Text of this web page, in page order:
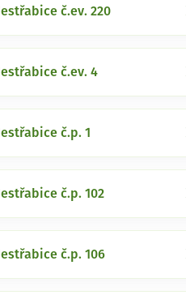
Jestřabice č.ev. 220
Jestřabice č.ev. 4
Jestřabice č.p. 1
Jestřabice č.p. 102
Jestřabice č.p. 106